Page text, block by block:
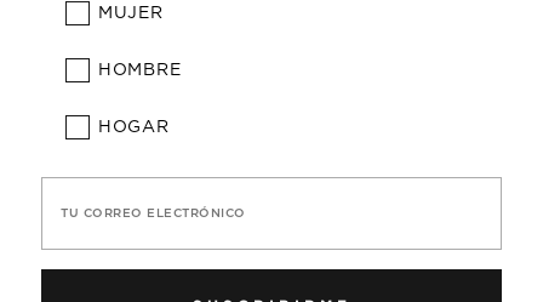
MUJER
HOMBRE
HOGAR
TU CORREO ELECTRÓNICO